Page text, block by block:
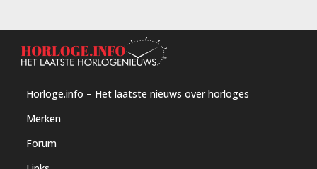
Horloge.info – Het laatste nieuws over horloges
Merken
Forum